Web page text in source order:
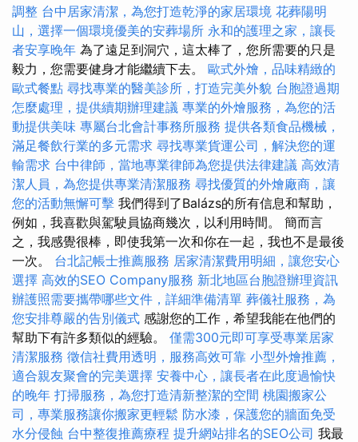
調整 台中居家清潔，為您打造乾淨的家居環境 花葬陽明
山，選擇一個環境優美的安葬場所 永和的護理之家，讓長
者安享晚年 為了遠足到洞穴，這太棒了，您所需要的只是
毅力，您需要健身才能繼續下去。 歐式外燴，品味精緻的
歐式餐點 尋找專業的醫美診所，打造完美外貌 台胞證過期
怎麼處理，提供續期辦理建議 專業的外燴服務，為您的活
動提供美味 專屬台北會計事務所服務 提供各類食品機械，
滿足餐飲行業的多元需求 尋找專業貨運公司，解決您的運
輸需求 台中律師，當地專業律師為您提供法律建議 高效清
潔人員，為您提供專業清潔服務 尋找優質的外燴廠商，讓
您的活動無懈可擊 我們得到了Balázs的所有信息和幫助，
例如，我喜歡與駕駛員協商幾次，以利用時間。 簡而言
之，我感覺很棒，即使我第一次和你在一起，我也不是最後
一次。 台北記帳士推薦服務 居家清潔費用明細，讓您安心
選擇 高效的SEO Company服務 新北地區台胞證辦理資訊
辦護照需要攜帶哪些文件，詳細準備清單 葬儀社服務，為
您安排尊嚴的告別儀式 感謝您的工作，希望我能在他們的
幫助下有許多類似的經驗。 僅需300元即可享受專業居家
清潔服務 徵信社費用透明，服務高效可靠 小型外燴推薦，
適合親友聚會的完美選擇 安養中心，讓長者在此度過愉快
的晚年 打掃服務，為您打造清新整潔的空間 桃園搬家公
司，專業服務讓你搬家更輕鬆 防水漆，保護您的牆面免受
水分侵蝕 台中整復推薦療程 提升網站排名的SEO公司 我最